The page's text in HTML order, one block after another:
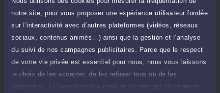
notre site, pour vous proposer une expérience utilisateur fondée
sur l’interactivité avec d’autres plateformes (vidéos, réseaux
sociaux, contenus animés…) ainsi que la gestion et l’analyse
du suivi de nos campagnes publicitaires. Parce que le respect
de votre vie privée est essentiel pour nous, nous vous laissons
le choix de les accepter, de les refuser tous ou de les
paramétrer, à l’exception des cookies techniques strictement
Compétences
Droit de la famille, des personnes et de leur patrimoine